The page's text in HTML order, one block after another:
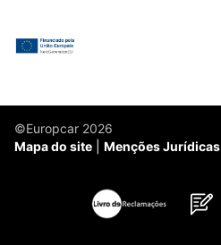
©Europcar 2026
Mapa do site
Menções Jurídicas